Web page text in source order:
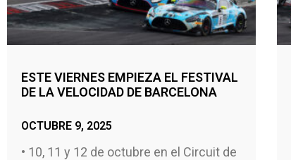
ESTE VIERNES EMPIEZA EL FESTIVAL
DE LA VELOCIDAD DE BARCELONA
OCTUBRE 9, 2025
• 10, 11 y 12 de octubre en el Circuit de